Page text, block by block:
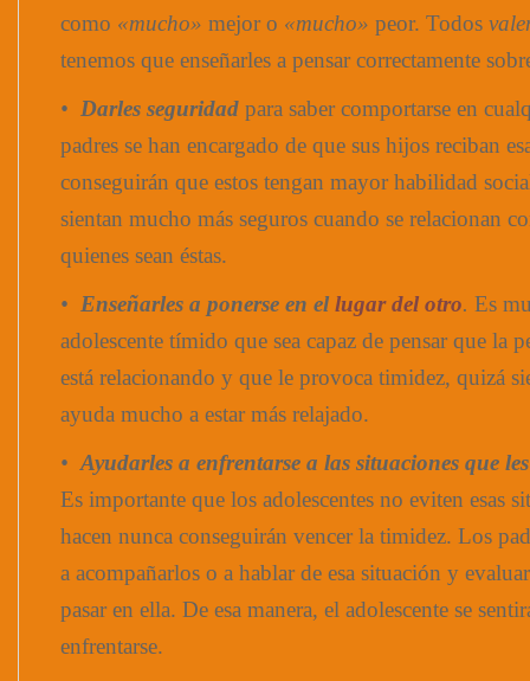
como «mucho» mejor o «mucho» peor. Todos
tenemos que enseñarles a pensar correctamente
• Darles seguridad para saber comportarse en
padres se han encargado de que sus hijos reciban
conseguirán que estos tengan mayor habilidad
sientan mucho más seguros cuando se relacionan
quienes sean éstas.
• Enseñarles a ponerse en el lugar del otro. Es
adolescente tímido que sea capaz de pensar que la
está relacionando y que le provoca timidez, quizá
ayuda mucho a estar más relajado.
• Ayudarles a enfrentarse a las situaciones que
Es importante que los adolescentes no eviten esas
hacen nunca conseguirán vencer la timidez. Los
a acompañarlos o a hablar de esa situación y
pasar en ella. De esa manera, el adolescente se
enfrentarse.